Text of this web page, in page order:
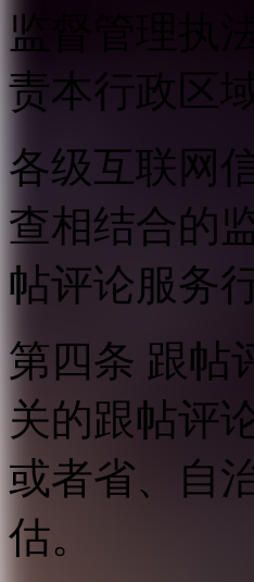
监督管理执
责本行政区
各级互联网
查相结合的
帖评论服务
第四条 跟帖
关的跟帖评
或者省、自
估。